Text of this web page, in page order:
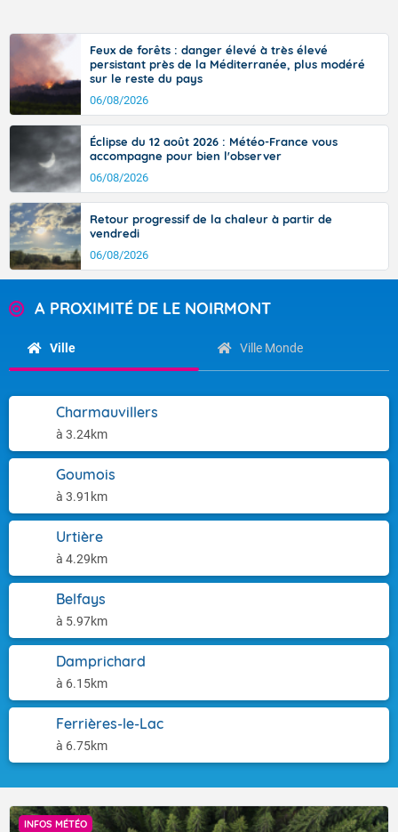
Feux de forêts : danger élevé à très élevé
persistant près de la Méditerranée, plus modéré
sur le reste du pays
06/08/2026
Éclipse du 12 août 2026 : Météo-France vous
accompagne pour bien l'observer
06/08/2026
Retour progressif de la chaleur à partir de
vendredi
06/08/2026
A PROXIMITÉ DE LE NOIRMONT
Ville Ville Monde
Charmauvillers
à 3.24km
Goumois
à 3.91km
Urtière
à 4.29km
Belfays
à 5.97km
Damprichard
à 6.15km
Ferrières-le-Lac
à 6.75km
INFOS MÉTÉO